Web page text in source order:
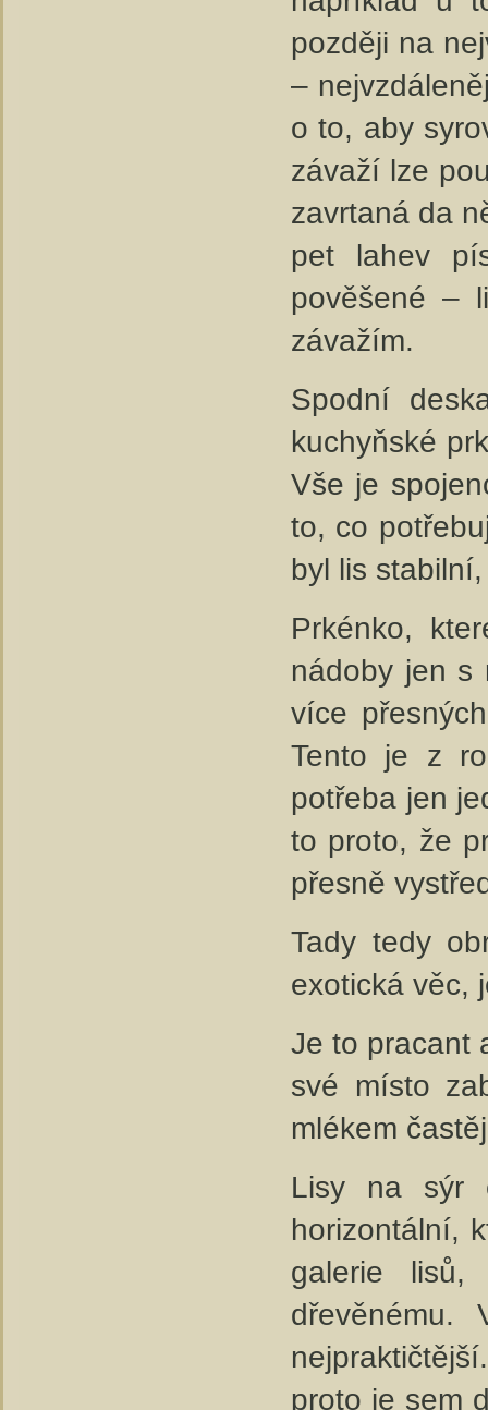
později na
–
o to, aby
závaží lze
zavrtaná da
pet lahev
pověšené –
závažím.
Spodní
kuchyňské
Vše je
to, co
byl lis
Prkénko,
nádoby jen s
více
Tento je z
potřeba jen
to proto, že
přesně
Tady tedy
exotická věc,
Je to pracant
své místo
mlékem
Lisy na sýr
horizontální,
galerie
proto je sem